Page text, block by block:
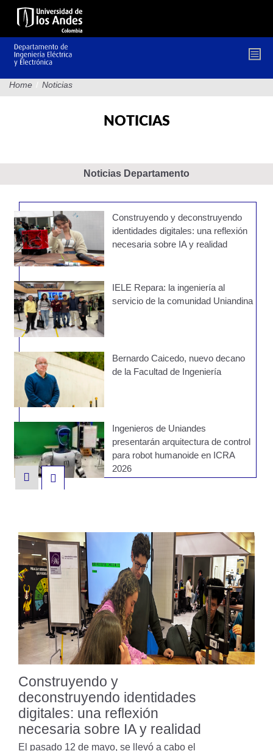
Pasar
contenido
principal
Home / Noticias
NOTICIAS
Noticias Departamento
Construyendo y deconstruyendo
identidades digitales: una reflexión
necesaria sobre IA y realidad
IELE Repara: la ingeniería al
servicio de la comunidad Uniandina
Bernardo Caicedo, nuevo decano
de la Facultad de Ingeniería
Ingenieros de Uniandes
presentarán arquitectura de control
para robot humanoide en ICRA
2026
Generalized Nash Equilibrium
Seeking in Population Games: Un
enfoque innovador para el control
de sistemas multi‑agente a gran
escala
Nuevo libro: Campos
electromagnéticos de muy bajas
frecuencias
Un nuevo desarrollo uniandino:
medidor de humedad de granos de
bajo costo
Construyendo y
deconstruyendo identidades
digitales: una reflexión
necesaria sobre IA y realidad
El pasado 12 de mayo, se llevó a cabo el